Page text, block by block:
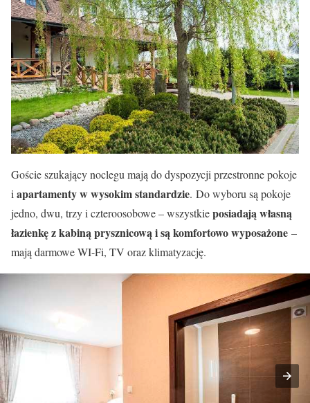
Goście szukający noclegu mają do dyspozycji przestronne pokoje
i apartamenty w wysokim standardzie. Do wyboru są pokoje
jedno, dwu, trzy i czteroosobowe – wszystkieposiadają własną
łazienkę z kabiną prysznicową i są komfortowo wyposażone –
mają darmowe WI-Fi, TV oraz klimatyzację.